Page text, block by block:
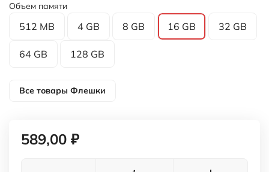
Объем памяти
512 MB 4 GB 8 GB 16 GB 32 GB
64 GB 128 GB
Все товары Флешки
589,00 ₽